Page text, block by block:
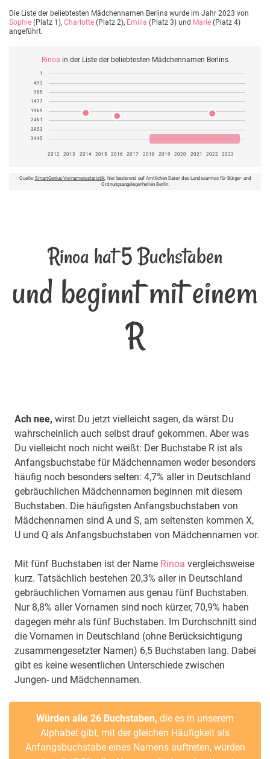
Die Liste der beliebtesten Mädchennamen Berlins wurde im Jahr 2023 von
Sophie (Platz 1), Charlotte (Platz 2), Emilia (Platz 3) und Marie (Platz 4)
angeführt.
Rinoa in der Liste der beliebtesten Mädchennamen Berlins
1
493
985
1477
1969
2461
2953
3445
2012 2013 2014 2015 2016 2017 2018 2019 2020 2021 2022 2023
Quelle: SmartGenius-Vornamensstatistik, hier basierend auf Amtlichen Daten des Landesamtes für Bürger- und
Ordnungsangelegenheiten Berlin.
Rinoa hat 5 Buchstaben
und beginnt mit einem
R
Ach nee, wirst Du jetzt vielleicht sagen, da wärst Du
wahrscheinlich auch selbst drauf gekommen. Aber was
Du vielleicht noch nicht weißt: Der Buchstabe R ist als
Anfangsbuchstabe für Mädchennamen weder besonders
häufig noch besonders selten: 4,7% aller in Deutschland
gebräuchlichen Mädchennamen beginnen mit diesem
Buchstaben. Die häufigsten Anfangsbuchstaben von
Mädchennamen sind A und S, am seltensten kommen X,
U und Q als Anfangsbuchstaben von Mädchennamen vor.
Mit fünf Buchstaben ist der Name Rinoa vergleichsweise
kurz. Tatsächlich bestehen 20,3% aller in Deutschland
gebräuchlichen Vornamen aus genau fünf Buchstaben.
Nur 8,8% aller Vornamen sind noch kürzer, 70,9% haben
dagegen mehr als fünf Buchstaben. Im Durchschnitt sind
die Vornamen in Deutschland (ohne Berücksichtigung
zusammengesetzter Namen) 6,5 Buchstaben lang. Dabei
gibt es keine wesentlichen Unterschiede zwischen
Jungen- und Mädchennamen.
Würden alle 26 Buchstaben, die es in unserem
Alphabet gibt, mit der gleichen Häufigkeit als
Anfangsbuchstabe eines Namens auftreten, würden